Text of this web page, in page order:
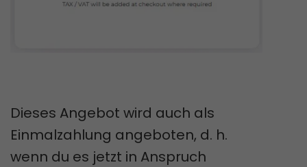
Dieses Angebot wird auch als
Einmalzahlung angeboten, d. h.
wenn du es jetzt in Anspruch